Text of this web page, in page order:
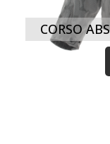
CORSO